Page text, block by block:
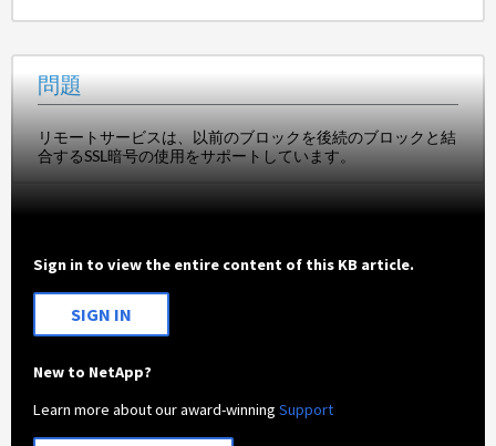
問題
リモートサービスは、以前のブロックを後続のブロックと結
合するSSL暗号の使用をサポートしています。
Sign in to view the entire content of this KB article.
SIGN IN
New to NetApp?
Learn more about our award-winningSupport